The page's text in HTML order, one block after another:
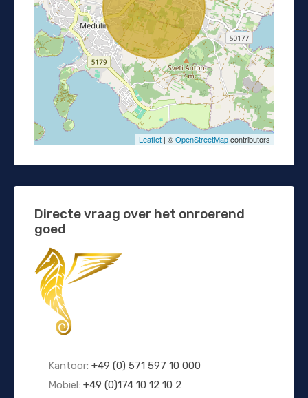
Leaflet | ©OpenStreetMapcontributors
Directe vraag over het onroerend
goed
Kantoor: +49 (0) 571 597 10 000
Mobiel: +49 (0)174 10 12 10 2